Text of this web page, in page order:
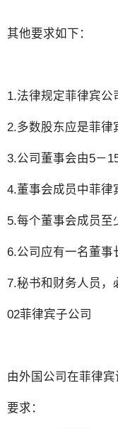
其他要求如下：
1.法律规定菲律宾公
2.多数股东应是菲律
3.公司董事会由5－
4.董事会成员中菲律
5.每个董事会成员至
6.公司应有一名董事
7.秘书和财务人员，
02菲律宾子公司
由外国公司在菲律宾
要求：